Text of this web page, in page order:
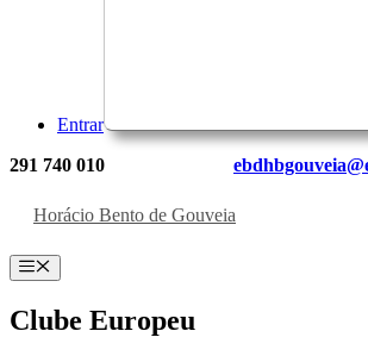
Entrar
291 740 010
Horácio Bento de Gouveia
Menu
Clube Europeu